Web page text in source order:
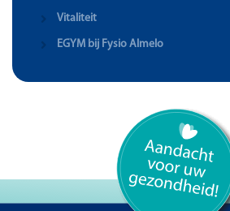
Vitaliteit
EGYM bij Fysio Almelo